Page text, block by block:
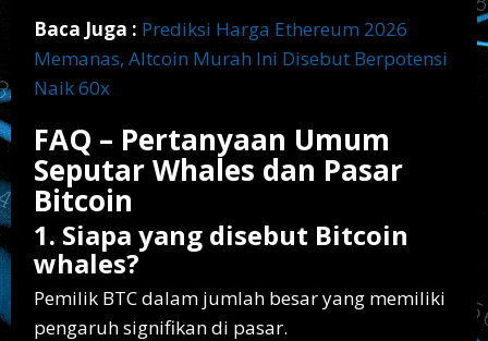
Baca Juga : Prediksi Harga Ethereum 2026
Memanas, Altcoin Murah Ini Disebut Berpotensi
Naik 60x
FAQ – Pertanyaan Umum
Seputar Whales dan Pasar
Bitcoin
1. Siapa yang disebut Bitcoin
whales?
Pemilik BTC dalam jumlah besar yang memiliki
pengaruh signifikan di pasar.